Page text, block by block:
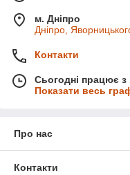
м. Дніпро
Дніпро,
Контакти
Сьогодні працює з
Показати весь
Про нас
Контакти